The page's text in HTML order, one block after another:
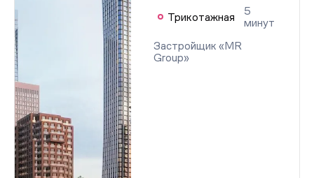
Трикотажная
5
минут
Застройщик «MR
Group»